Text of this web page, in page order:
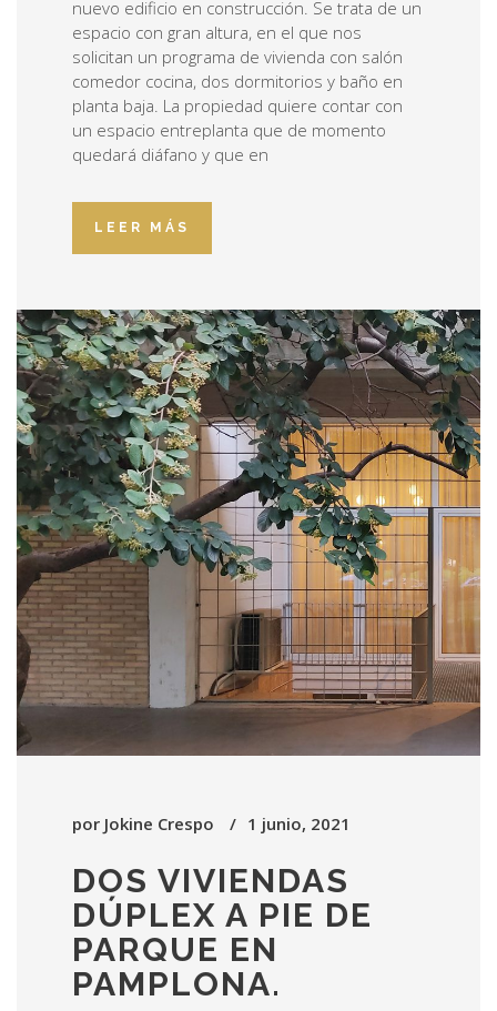
nuevo edificio en construcción. Se trata de un
espacio con gran altura, en el que nos
solicitan un programa de vivienda con salón
comedor cocina, dos dormitorios y baño en
planta baja. La propiedad quiere contar con
un espacio entreplanta que de momento
quedará diáfano y que en
LEER MÁS
por Jokine Crespo 1 junio, 2021
DOS VIVIENDAS
DÚPLEX A PIE DE
PARQUE EN
PAMPLONA.